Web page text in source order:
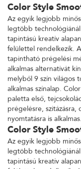
Color Style
Az egyik legjobb
legtöbb
tapintású kreatív
felülettel rendelkezik.
tapintható prégelési
alkalmas alternatívát
melyből 9 szín világos
alkalmas színalap.
paletta első,
prégelésre,
nyomtatásra is alkalmas.
Color Style
Az egyik legjobb
legtöbb
tapintású kreatív